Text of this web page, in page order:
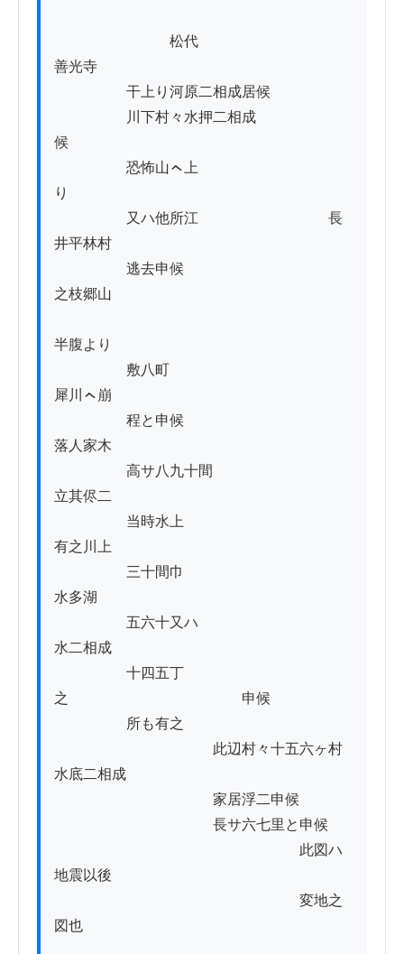
松代
善光寺
干上り河原二相成居候
川下村々水押二相成
候
恐怖山ㇸ上
り
又ハ他所江　　　　　　　　　長
井平林村
逃去申候
之枝郷山
半腹より
敷八町
犀川ㇸ崩
程と申候
落人家木
高サ八九十間
立其侭二
当時水上
有之川上
三十間巾
水多湖
五六十又ハ
水二相成
十四五丁
之　　　　　　　　　　　　申候
所も有之
此辺村々十五六ヶ村
水底二相成
家居浮二申候
長サ六七里と申候
此図ハ
地震以後
変地之
図也